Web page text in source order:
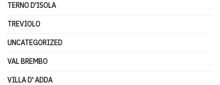
TERNO D'ISOLA
TREVIOLO
UNCATEGORIZED
VAL BREMBO
VILLA D' ADDA